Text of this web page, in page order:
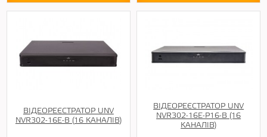
ВІДЕОРЕЄСТРАТОР UNV
NVR302-16E-B (16 КАНАЛІВ)
ВІДЕОРЕЄСТРАТОР UNV
NVR302-16E-P16-B (16
КАНАЛІВ)